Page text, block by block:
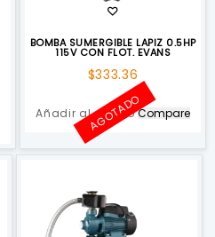
BOMBA SUMERGIBLE LAPIZ 0.5HP
115V CON FLOT. EVANS
$333.36
Añadir al carrito
AGOTADOCompare